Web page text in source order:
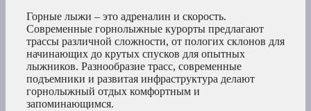
Горные лыжи – это адреналин и скорость.
Современные горнолыжные курорты предлагают
трассы различной сложности, от пологих склонов для
начинающих до крутых спусков для опытных
лыжников. Разнообразие трасс, современные
подъемники и развитая инфраструктура делают
горнолыжный отдых комфортным и
запоминающимся.